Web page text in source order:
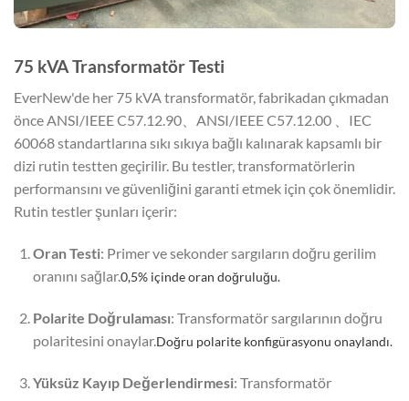
75 kVA Transformatör Testi
EverNew'de her 75 kVA transformatör, fabrikadan çıkmadan
önce ANSI/IEEE C57.12.90、ANSI/IEEE C57.12.00 、IEC
60068 standartlarına sıkı sıkıya bağlı kalınarak kapsamlı bir
dizi rutin testten geçirilir. Bu testler, transformatörlerin
performansını ve güvenliğini garanti etmek için çok önemlidir.
Rutin testler şunları içerir:
Oran Testi: Primer ve sekonder sargıların doğru gerilim
oranını sağlar.0,5% içinde oran doğruluğu.
Polarite Doğrulaması: Transformatör sargılarının doğru
polaritesini onaylar.Doğru polarite konfigürasyonu onaylandı.
Yüksüz Kayıp Değerlendirmesi: Transformatör